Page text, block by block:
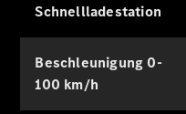
Alle
Services
Ladelösungen
Servicetermin
Schnellladestation
Beschleunigung 0-
100 km/h